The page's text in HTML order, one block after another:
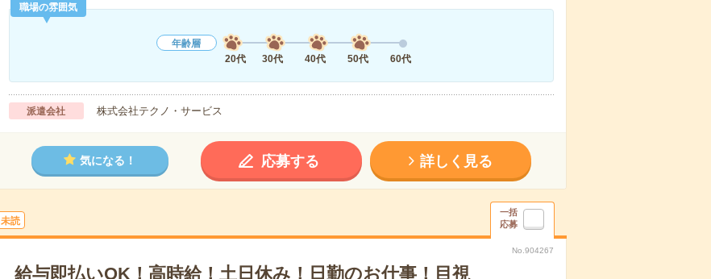
職場の雰囲気
年齢層
20代
30代 40代 50代 60代
派遣会社 株式会社テクノ・サービス
気になる！ 応募する 詳しく見る
未読
一括
応募
No.904267
給与即払いOK！高時給！土日休み！日勤のお仕事！目視